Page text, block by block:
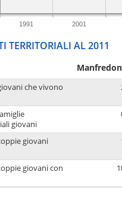
1991 2001
TERRITORIALI AL 2011
che vivono
giovani
giovani
giovani con